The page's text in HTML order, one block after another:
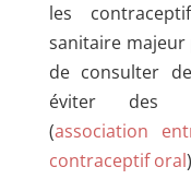
les
sanitaire majeur
de consulter
éviter des
(association
contraceptif oral